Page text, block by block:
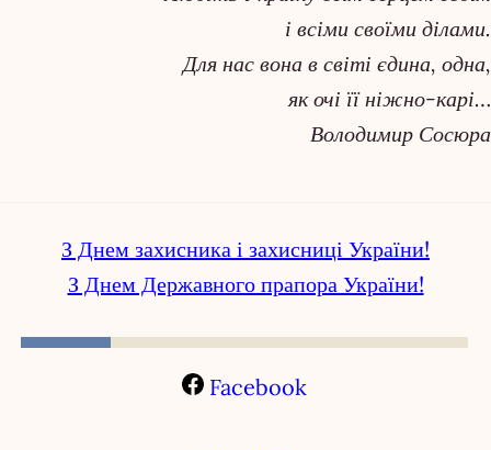
і всіми своїми ділами.
Для нас вона в світі єдина, одна,
як очі її ніжно-карі…
Володимир Сосюра
З Днем захисника і захисниці України!
З Днем Державного прапора України!
Facebook